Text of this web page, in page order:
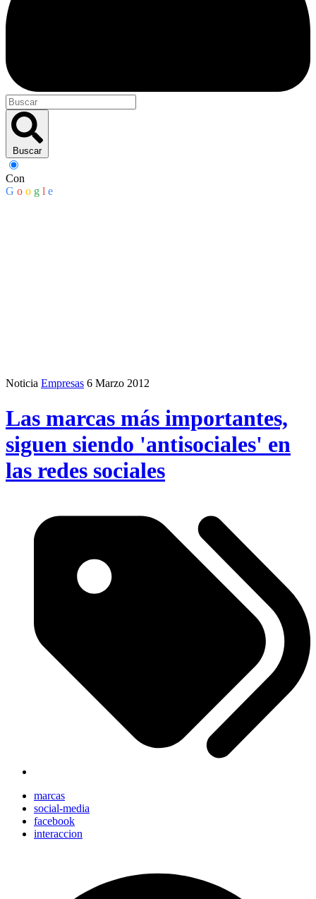
Buscar
Con
G o o g l e
Noticia Empresas 6 Marzo 2012
Las marcas más importantes,
siguen siendo 'antisociales' en
las redes sociales
marcas
social-media
facebook
interaccion